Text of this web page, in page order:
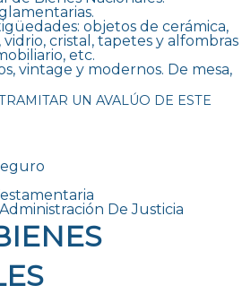
objetos de cerámica,
cristal, tapetes y alfombras
etc.
vintage y modernos. De mesa,
UN AVALÚO DE ESTE
De Justicia